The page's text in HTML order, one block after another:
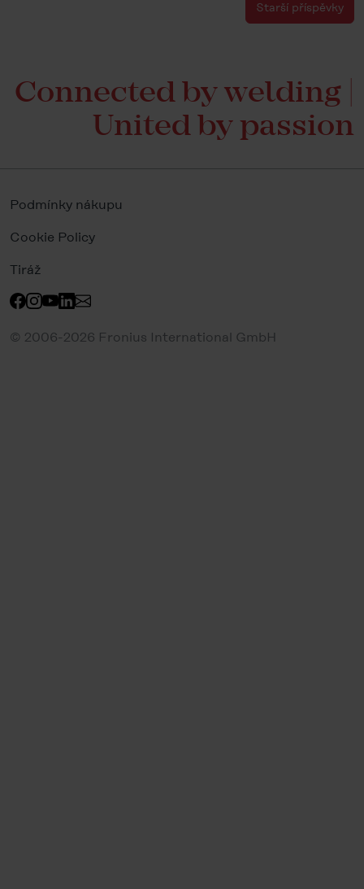
Starší příspěvky
Connected by welding |
United by passion
© 2006-2026 Fronius International GmbH
Podmínky nákupu
Cookie Policy
Tiráž